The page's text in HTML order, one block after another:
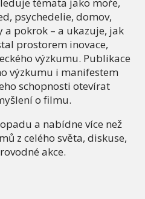
témata jako moře,
psychedelie, domov,
a pokrok – a ukazuje, jak
prostorem inovace,
výzkumu. Publikace
výzkumu i manifestem
schopnosti otevírat
o filmu.
a nabídne více než
z celého světa, diskuse,
akce.